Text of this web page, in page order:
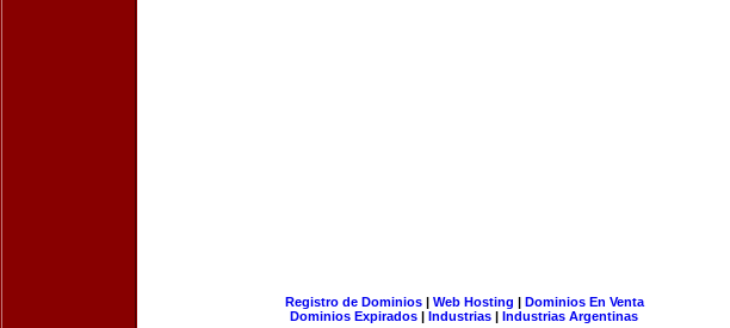
Registro de Dominios| Web Hosting | Dominios En Venta
Dominios Expirados | Industrias | Industrias Argentinas